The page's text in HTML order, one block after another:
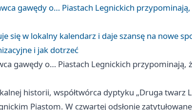
gawędy o… Piastach Legnickich
się w lokalny kalendarz i daje szansę na nowe
i jak dotrzeć
gawędy o… Piastach Legnickich przypominają,
historii, współtwórca dyptyku „Druga twarz
Piastom. W czwartej odsłonie